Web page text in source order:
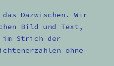
das Dazwischen. Wir
Bild und Text,
im Strich der
ohne